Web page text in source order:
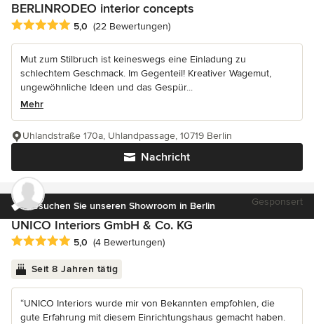
BERLINRODEO interior concepts
Durchschnittliche Bewertung: 5 von 5 Sternen
5,0 (22 Bewertungen)
Mut zum Stilbruch ist keineswegs eine Einladung zu
schlechtem Geschmack. Im Gegenteil! Kreativer Wagemut,
ungewöhnliche Ideen und das Gespür...
Mehr
Nachricht
Uhlandstraße 170a, Uhlandpassage, 10719 Berlin
Besuchen Sie unseren Showroom in Berlin Gesponsert
UNICO Interiors GmbH & Co. KG
Durchschnittliche Bewertung: 5 von 5 Sternen
5,0 (4 Bewertungen)
Seit 8 Jahren tätig
“UNICO Interiors wurde mir von Bekannten empfohlen, die
gute Erfahrung mit diesem Einrichtungshaus gemacht haben.